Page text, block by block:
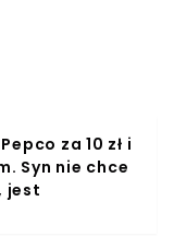
za 10 zł i
Syn nie chce
jest